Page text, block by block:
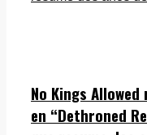
No Kings
en “Dethroned